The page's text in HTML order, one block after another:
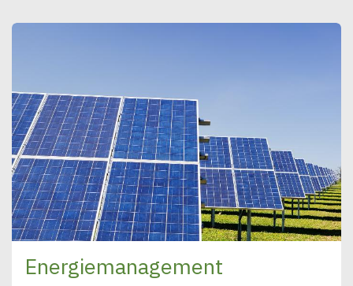
Energiemanagement